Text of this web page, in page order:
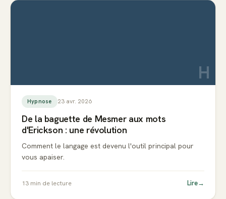
H
Hypnose 23 avr. 2026
De la baguette de Mesmer aux mots
d'Erickson : une révolution
Comment le langage est devenu l'outil principal pour
vous apaiser.
13 min de lecture Lire→